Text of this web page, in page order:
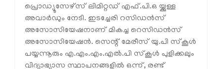
പ്രൊഡ്യൂസേഴ്‌സ് ലിമിറ്റഡ് എഫ്.പി.ഒ യ്ക്കുള്ള
അവാർഡും നേടി. ഇടച്ചേരി റസിഡൻസ്
അസോസിയേഷനാണ് മികച്ച റെസിഡൻസ്
അസോസിയേഷൻ. സെന്റ് മേരീസ് യു.പി സ്‌കൂൾ
പയ്യന്നൂരും എ.എം.എം.എൽ.പി സ്‌കൂൾ പുളിക്കലും
വിദ്യാഭ്യാസ സ്ഥാപനങ്ങളിൽ ഒന്ന്, രണ്ട്